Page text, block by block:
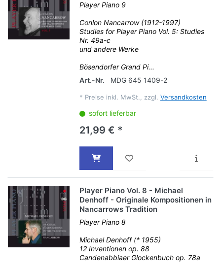
Player Piano 9
Conlon Nancarrow (1912-1997)
Studies for Player Piano Vol. 5: Studies
Nr. 49a-c
und andere Werke
Bösendorfer Grand Pi...
Art.-Nr.
MDG 645 1409-2
* Preise inkl. MwSt., zzgl. Versandkosten
sofort lieferbar
21,99 € *
Player Piano Vol. 8 - Michael
Denhoff - Originale Kompositionen in
Nancarrows Tradition
Player Piano 8
Michael Denhoff (* 1955)
12 Inventionen op. 88
Candenabbiaer Glockenbuch op. 78a